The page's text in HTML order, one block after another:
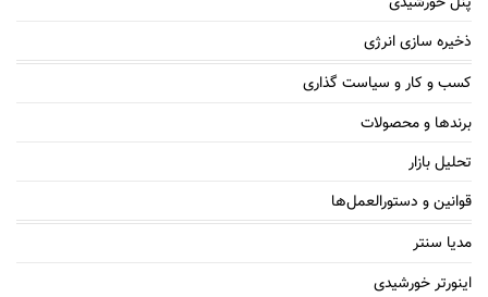
ذخیره سازی انرژی
کسب و کار و سیاست گذاری
برندها و محصولات
تحلیل بازار
قوانین و دستورالعمل‌ها
مدیا سنتر
اینورتر خورشیدی